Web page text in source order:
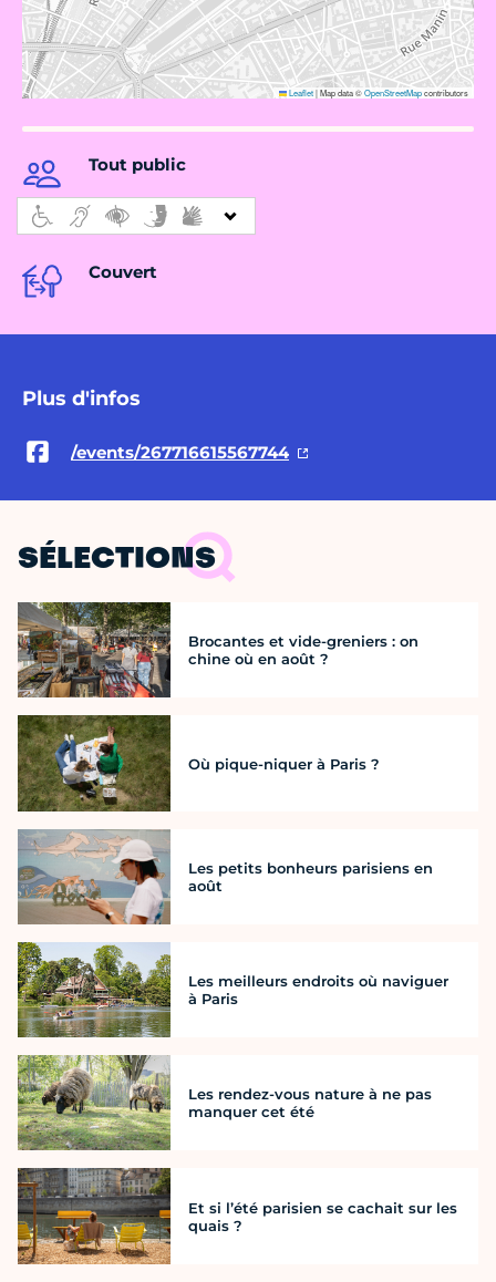
Leaflet|Map data ©OpenStreetMapcontributors
Tout public
Couvert
Plus d'infos
/events/267716615567744
SÉLECTIONS
Brocantes et vide-greniers : on
chine où en août ?
Où pique-niquer à Paris ?
Les petits bonheurs parisiens en
août
Les meilleurs endroits où naviguer
à Paris
Les rendez-vous nature à ne pas
manquer cet été
Et si l’été parisien se cachait sur les
quais ?